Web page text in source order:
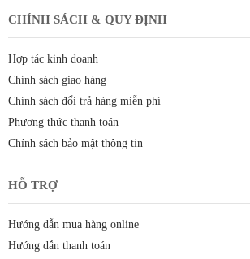
CHÍNH SÁCH & QUY ĐỊNH
Hợp tác kinh doanh
Chính sách giao hàng
Chính sách đổi trả hàng miễn phí
Phương thức thanh toán
Chính sách bảo mật thông tin
HỖ TRỢ
Hướng dẫn mua hàng online
Hướng dẫn thanh toán